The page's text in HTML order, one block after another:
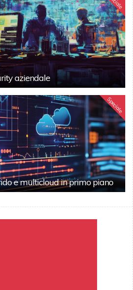
aziendale
Speciale
e multicloud in primo piano